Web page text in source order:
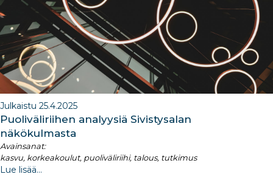
Julkaistu 25.4.2025
Puoliväliriihen analyysiä Sivistysalan
näkökulmasta
Avainsanat:
kasvu, korkeakoulut, puoliväliriihi, talous, tutkimus
Lue lisää...